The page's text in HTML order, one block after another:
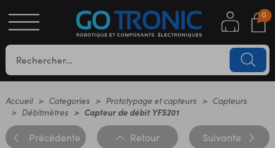
0
Accueil Categories Prototypage et capteurs
Capteurs
Débitmètres
Capteur de débit YFS201
Précédente Retour Suivante